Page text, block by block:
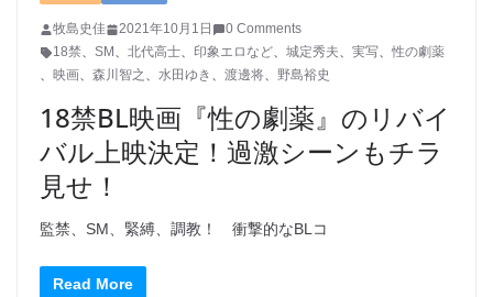
牧島史佳 2021年10月1日
0 Comments
18禁、 SM 、 北代高士、 印象エロなど、 城定秀夫、 実写、 性の劇薬
、 映画、 森川智之 、 水田ゆき 、 渡邊将、 野島裕史
18禁BL映画『性の劇薬』のリバイ
バル上映決定！過激シーンもチラ
見せ！
監禁、SM、緊縛、調教！ 衝撃的なBLコ
Read More